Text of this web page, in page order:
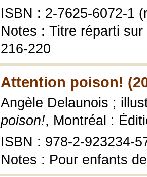
ISBN : 2-7625-6072-1
Notes : Titre réparti
216-220
Attention poison!
Angèle Delaunois ;
poison!, Montréal :
ISBN : 978-2-923234-
Notes : Pour enfants